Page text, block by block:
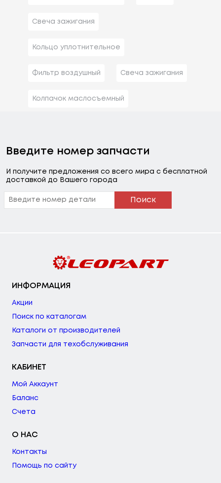
Свеча зажигания
Кольцо уплотнительное
Фильтр воздушный Свеча зажигания
Колпачок маслосъемный
Введите номер запчасти
И получите предложения со всего мира с бесплатной
доставкой до Вашего города
Поиск
ИНФОРМАЦИЯ
Акции
Поиск по каталогам
Каталоги от производителей
Запчасти для техобслуживания
КАБИНЕТ
Мой Аккаунт
Баланс
Счета
О НАС
Контакты
Помощь по сайту